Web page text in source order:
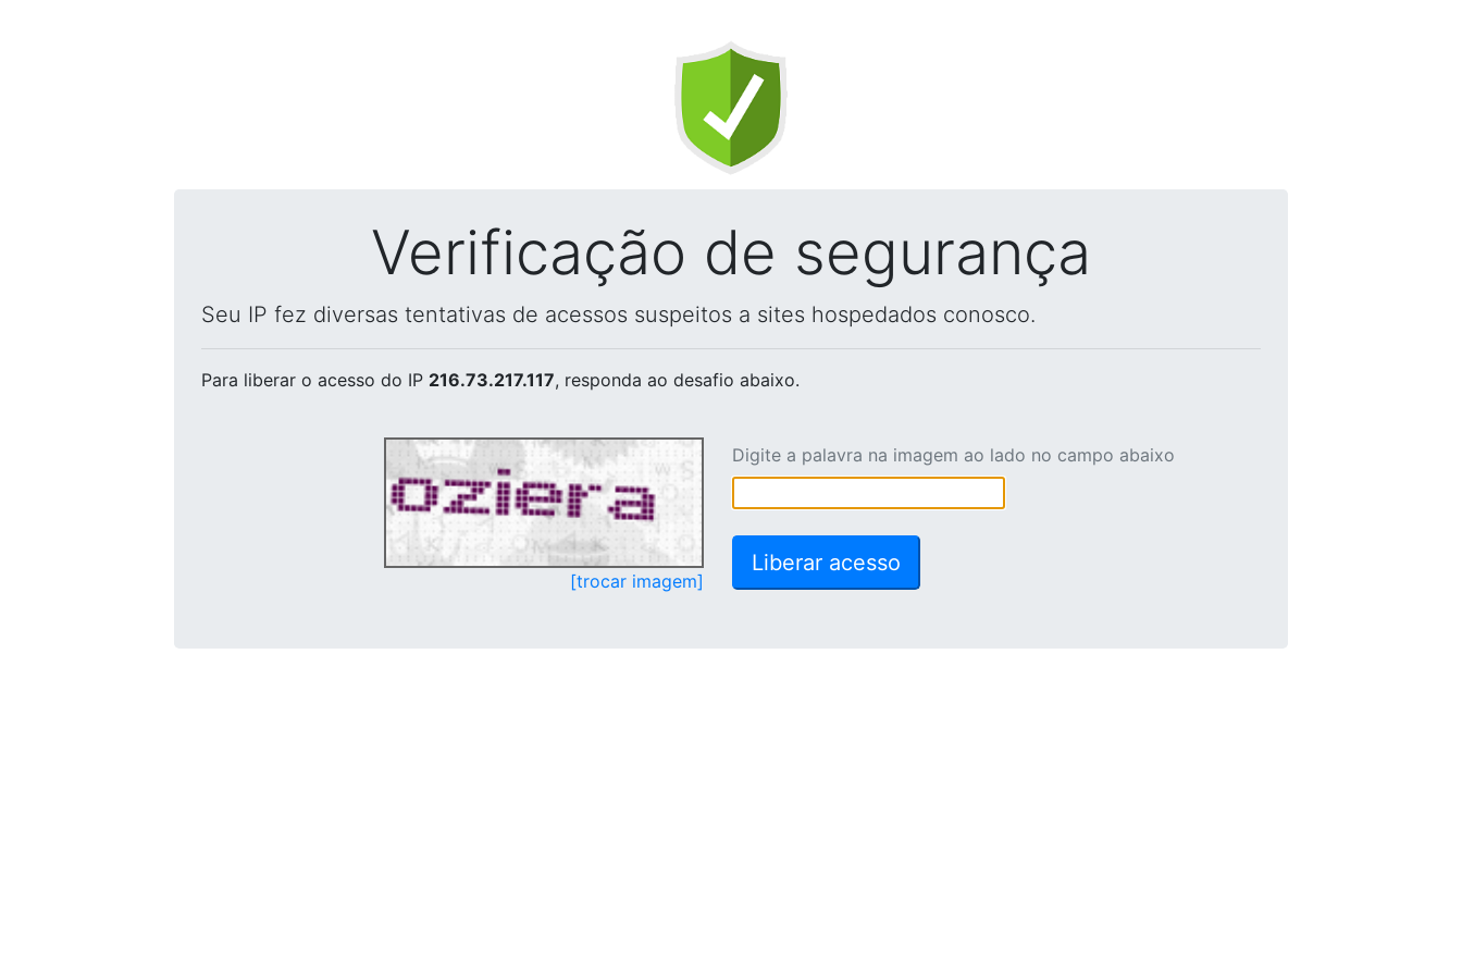
Verificação de segurança
Seu IP fez diversas tentativas de acessos suspeitos a sites hospedados conosco.
Para liberar o acesso do IP 216.73.217.117, responda ao desafio abaixo.
[trocar imagem]
Digite a palavra na imagem ao lado no campo abaixo